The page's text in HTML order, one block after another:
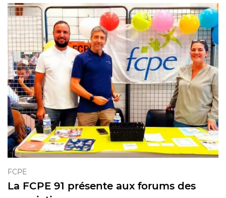
FCPE
La FCPE 91 présente aux forums des